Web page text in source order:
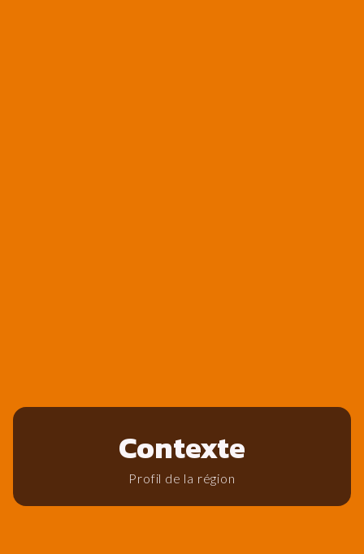
Contexte
Profil de la région